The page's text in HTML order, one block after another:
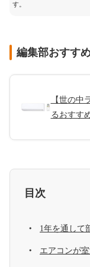
す。
編集部おすす
【世の中
るおすす
目次
1年を通して
エアコンが